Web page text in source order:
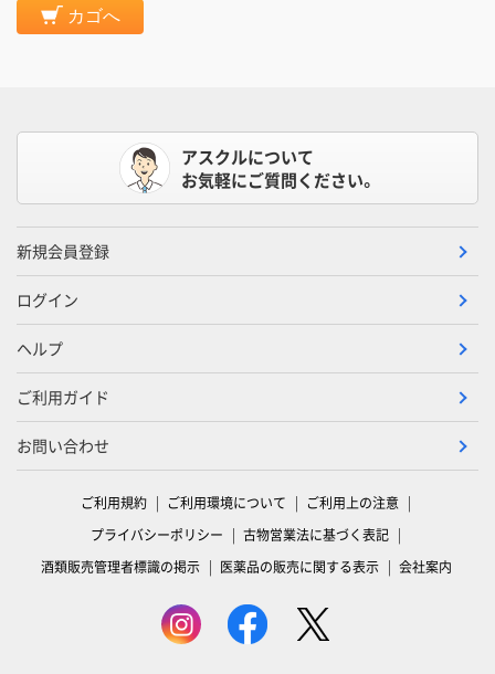
カゴへ
アスクルについて
お気軽にご質問ください。
新規会員登録
ログイン
ヘルプ
ご利用ガイド
お問い合わせ
ご利用規約 ご利用環境について
ご利用上の注意
プライバシーポリシー
古物営業法に基づく表記
酒類販売管理者標識の掲示
医薬品の販売に関する表示 会社案内